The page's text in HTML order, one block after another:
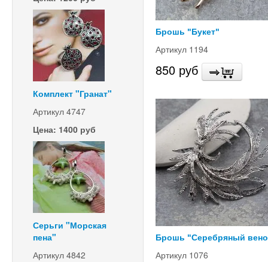
Комплект "Гранат"
Артикул 4747
Цена: 1400 руб
Серьги "Морская
пена"
Артикул 4842
Брошь "Букет"
Артикул 1194
850 руб
Брошь "Серебряный
Артикул 1076